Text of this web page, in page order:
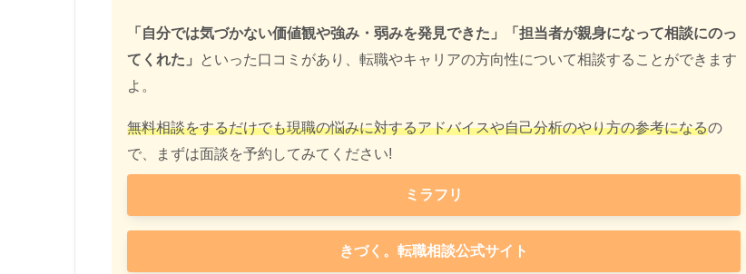
「自分では気づかない価値観や強み・弱みを発見できた」「担当者が親身になって相談にのっ
てくれた」
といった口コミがあり、転職やキャリアの方向性について相談することができます
よ。
無料相談をするだけでも現職の悩みに対するアドバイスや自己分析のやり方の参考になるの
で、まずは面談を予約してみてください!
ミラフリ
きづく。転職相談公式サイト